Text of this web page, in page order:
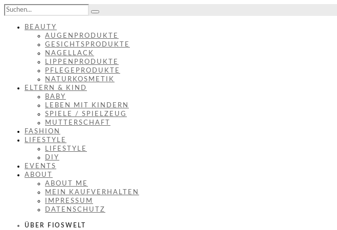
BEAUTY
AUGENPRODUKTE
GESICHTSPRODUKTE
NAGELLACK
LIPPENPRODUKTE
PFLEGEPRODUKTE
NATURKOSMETIK
ELTERN & KIND
BABY
LEBEN MIT KINDERN
SPIELE / SPIELZEUG
MUTTERSCHAFT
FASHION
LIFESTYLE
LIFESTYLE
DIY
EVENTS
ABOUT
ABOUT ME
MEIN KAUFVERHALTEN
IMPRESSUM
DATENSCHUTZ
ÜBER FIOSWELT